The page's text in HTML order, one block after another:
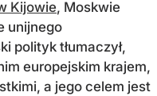
Kijowie, Moskwie
unijnego
polityk tłumaczył,
europejskim krajem,
a jego celem jest